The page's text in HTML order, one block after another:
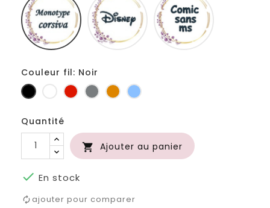
corsiva
Couleur fil: Noir
Noir BlancRougeGris
foncé
OrangeBleu
Quantité
 Ajouter au panier
 En stock
ajouter pour comparer